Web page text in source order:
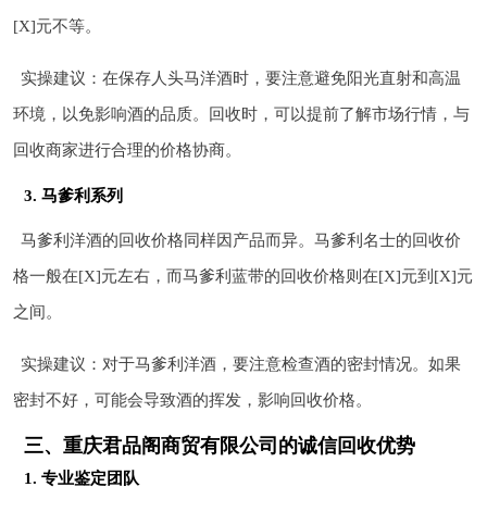
[X]元不等。
实操建议：在保存人头马洋酒时，要注意避免阳光直射和高温
环境，以免影响酒的品质。回收时，可以提前了解市场行情，与
回收商家进行合理的价格协商。
3. 马爹利系列
马爹利洋酒的回收价格同样因产品而异。马爹利名士的回收价
格一般在[X]元左右，而马爹利蓝带的回收价格则在[X]元到[X]元
之间。
实操建议：对于马爹利洋酒，要注意检查酒的密封情况。如果
密封不好，可能会导致酒的挥发，影响回收价格。
三、重庆君品阁商贸有限公司的诚信回收优势
1. 专业鉴定团队